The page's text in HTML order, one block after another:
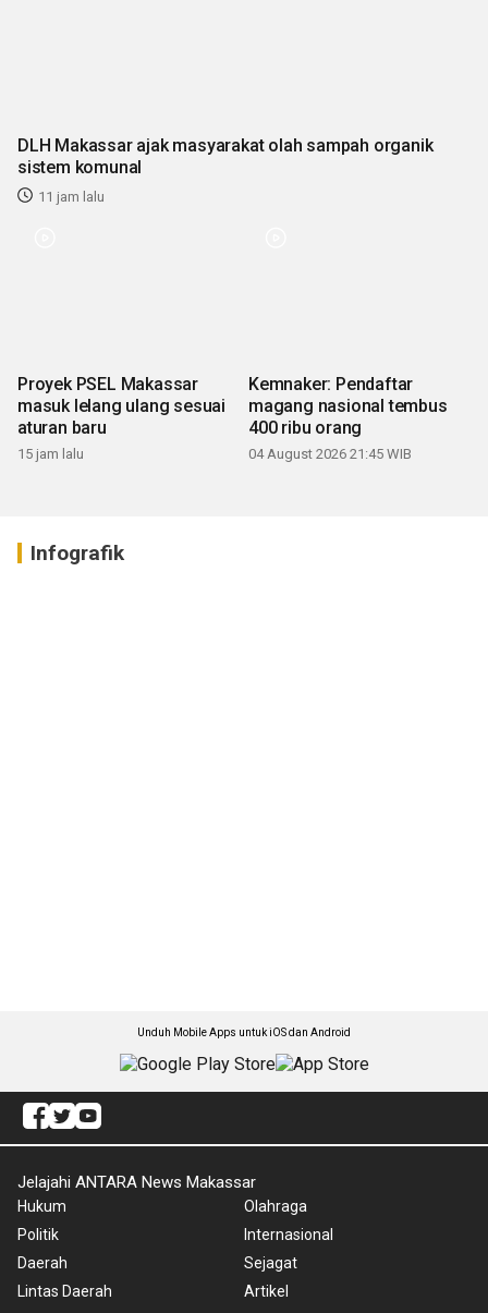
DLH Makassar ajak masyarakat olah sampah organik
sistem komunal
11 jam lalu
Proyek PSEL Makassar
masuk lelang ulang sesuai
aturan baru
15 jam lalu
Kemnaker: Pendaftar
magang nasional tembus
400 ribu orang
04 August 2026 21:45 WIB
Infografik
Unduh Mobile Apps untuk iOS dan Android
Jelajahi ANTARA News Makassar
Hukum
Politik
Daerah
Lintas Daerah
Olahraga
Internasional
Sejagat
Artikel